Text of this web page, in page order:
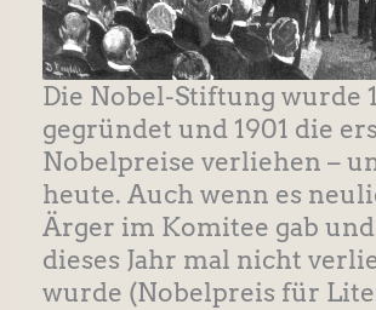
Die Nobel-Stiftung wurde
gegründet und 1901 die
Nobelpreise verliehen –
heute. Auch wenn es
Ärger im Komitee gab
dieses Jahr mal nicht
wurde (Nobelpreis für